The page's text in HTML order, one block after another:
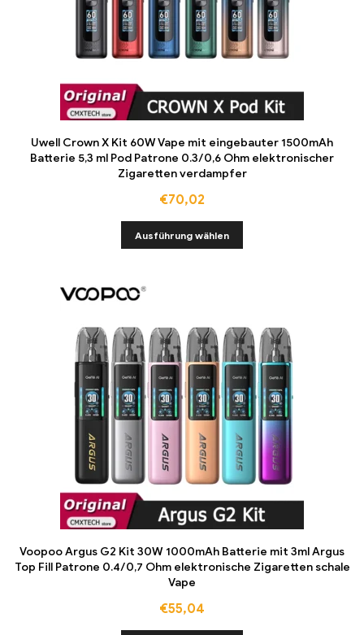
Uwell Crown X Kit 60W Vape mit eingebauter 1500mAh
Batterie 5,3 ml Pod Patrone 0.3/0,6 Ohm elektronischer
Zigaretten verdampfer
€70,02
Ausführung wählen
Voopoo Argus G2 Kit 30W 1000mAh Batterie mit 3ml Argus
Top Fill Patrone 0.4/0,7 Ohm elektronische Zigaretten schale
Vape
€55,04